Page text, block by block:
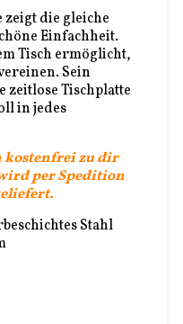
die gleiche
Einfachheit.
Tisch ermöglicht,
Sein
zeitlose Tischplatte
in jedes
kostenfrei zu dir
per Spedition
Stahl